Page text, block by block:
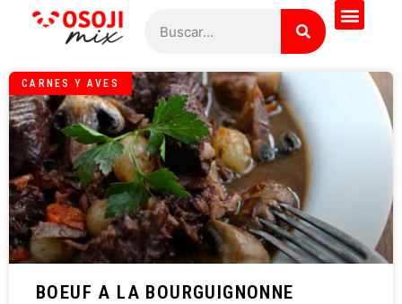
CARNES Y AVES
BOEUF A LA BOURGUIGNONNE